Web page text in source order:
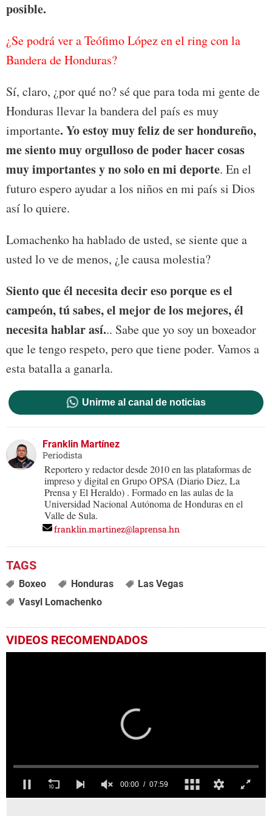
posible.
¿Se podrá ver a Teófimo López en el ring con la
Bandera de Honduras?
Sí, claro, ¿por qué no? sé que para toda mi gente de
Honduras llevar la bandera del país es muy
importante. Yo estoy muy feliz de ser hondureño,
me siento muy orgulloso de poder hacer cosas
muy importantes y no solo en mi deporte. En el
futuro espero ayudar a los niños en mi país si Dios
así lo quiere.
Lomachenko ha hablado de usted, se siente que a
usted lo ve de menos, ¿le causa molestia?
Siento que él necesita decir eso porque es el
campeón, tú sabes, el mejor de los mejores, él
necesita hablar así... Sabe que yo soy un boxeador
que le tengo respeto, pero que tiene poder. Vamos a
esta batalla a ganarla.
Unirme al canal de noticias
Franklin Martínez
Periodista
Reportero y redactor desde 2010 en las plataformas de
impreso y digital en Grupo OPSA (Diario Diez, La
Prensa y El Heraldo) . Formado en las aulas de la
Universidad Nacional Autónoma de Honduras en el
Valle de Sula.
franklin.martinez@laprensa.hn
Boxeo Honduras
Las Vegas
Vasyl Lomachenko
VIDEOS RECOMENDADOS